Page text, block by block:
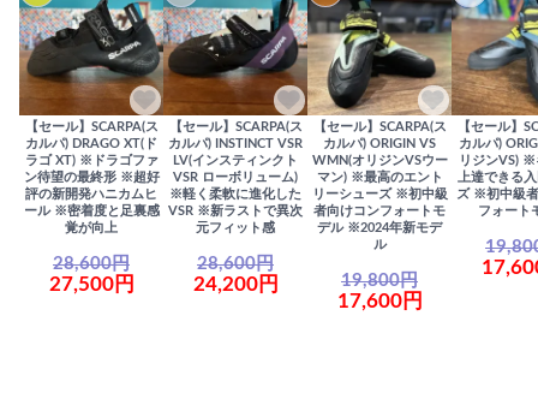
【セール】SCARPA(ス
カルパ) DRAGO XT(ド
ラゴ XT) ※ドラゴファ
ン待望の最終形 ※超好
評の新開発ハニカムヒ
ール ※密着度と足裏感
覚が向上
28,600円
27,500円
【セール】SCARPA(ス
カルパ) INSTINCT VSR
LV(インスティンクト
VSR ローボリューム)
※軽く柔軟に進化した
VSR ※新ラストで異次
元フィット感
28,600円
24,200円
【セール】SCARPA(ス
カルパ) ORIGIN VS
WMN(オリジンVSウー
マン) ※最高のエント
リーシューズ ※初中級
者向けコンフォートモ
デル ※2024年新モデ
ル
19,800円
17,600円
【セール】
カルパ)
リジンVS) ※
上達できる
ズ ※初中級
フォート